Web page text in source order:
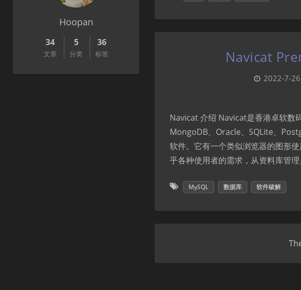
Hoopan
34
文章
5
分类
36
标签 Navicat
2022-7-
Navicat 介绍 Navicat是香港卓软数
MongoDB、Oracle、SQLite、
软件。它有一个类似浏览器的图形
乎各种使用者的需求，从资料库管
MySQL 数据库 软件破解